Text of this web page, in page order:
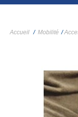
Accueil / Mobilité /